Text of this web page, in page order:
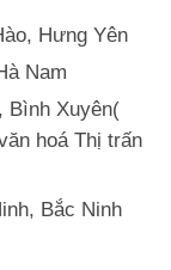
Hưng Yên
Nam
Bình Xuyên(
hoá Thị trấn
Bắc Ninh